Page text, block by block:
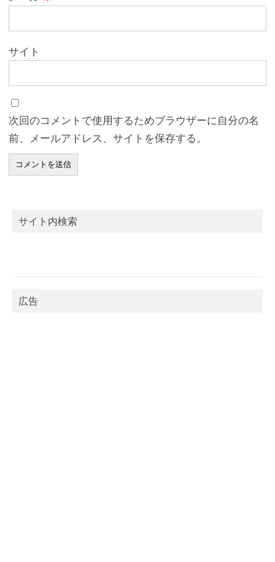
サイト
次回のコメントで使用するためブラウザーに自分の名
前、メールアドレス、サイトを保存する。
サイト内検索
広告